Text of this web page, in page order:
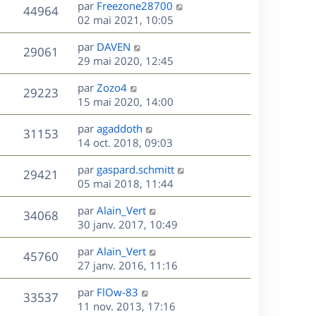
n
i
e
r
m
e
s
s
a
g
e
44964V
u
s
D
e
r
n
i
e
r
m
e
s
s
a
g
e
par Freezone28700
02 mai 2021, 10:05
29061
u
e
s
D
e
r
n
i
e
r
m
e
s
s
a
g
e
par DAVEN
29 mai 2020, 12:45
29223V
u
e
D
e
r
n
i
e
r
m
e
s
s
a
g
e
par Zozo4
15 mai 2020, 14:00
31153V
u
s
D
e
r
n
i
e
r
m
e
s
s
a
g
e
par agaddoth
14 oct. 2018, 09:03
29421
u
e
s
D
e
r
n
i
e
r
m
e
s
s
par gaspard.schmitt
05 mai 2018, 11:44
34068V
u
s
D
e
r
n
i
e
r
m
par Alain_Vert
30 janv. 2017, 10:49
45760V
u
D
e
r
n
i
par Alain_Vert
27 janv. 2016, 11:16
33537V
D
e
par FlOw-83
11 nov. 2013, 17:16